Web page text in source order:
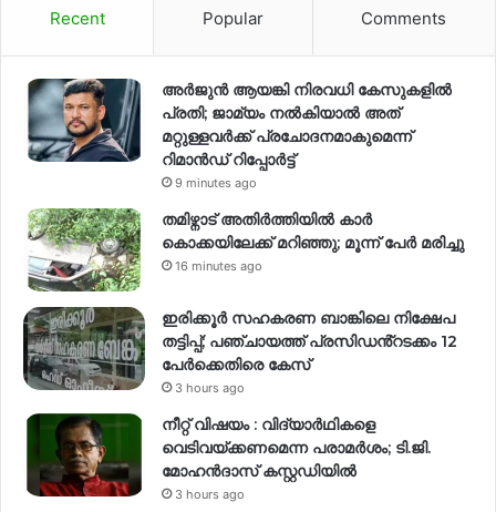
Recent Popular Comments
അര്‍ജുന്‍ ആയങ്കി നിരവധി കേസുകളില്‍
പ്രതി; ജാമ്യം നല്‍കിയാല്‍ അത്
മറ്റുള്ളവര്‍ക്ക് പ്രചോദനമാകുമെന്ന്
റിമാന്‍ഡ് റിപ്പോര്‍ട്ട്
9 minutes ago
തമിഴ്നാട് അതിർത്തിയിൽ കാർ
കൊക്കയിലേക്ക് മറിഞ്ഞു; മൂന്ന് പേർ മരിച്ചു
16 minutes ago
ഇരിക്കൂർ സഹകരണ ബാങ്കിലെ നിക്ഷേപ
തട്ടിപ്പ്; പഞ്ചായത്ത് പ്രസിഡൻ്റടക്കം 12
പേർക്കെതിരെ കേസ്
3 hours ago
നീറ്റ് വിഷയം : വിദ്യാർഥികളെ
വെടിവയ്ക്കണമെന്ന പരാമർശം; ടി.ജി.
മോഹൻദാസ് കസ്റ്റഡിയിൽ
3 hours ago